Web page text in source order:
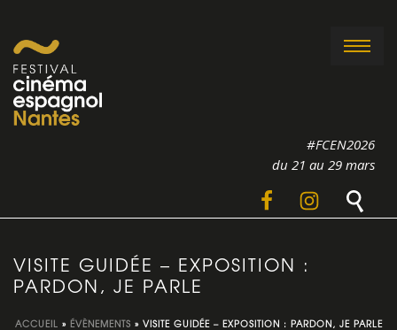
#FCEN2026
du 21 au 29 mars
VISITE GUIDÉE – EXPOSITION :
PARDON, JE PARLE
ACCUEIL » ÉVÈNEMENTS » VISITE GUIDÉE – EXPOSITION : PARDON, JE PARLE